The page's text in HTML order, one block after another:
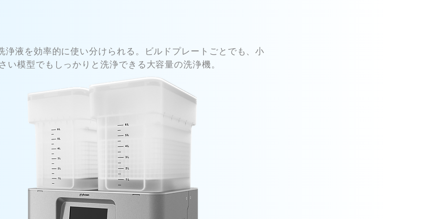
浄液を効率的に使い分けられる。ビルドプレートごとでも、小
い模型でもしっかりと洗浄できる大容量の洗浄機。